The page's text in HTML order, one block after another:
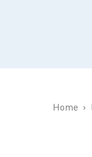
Home